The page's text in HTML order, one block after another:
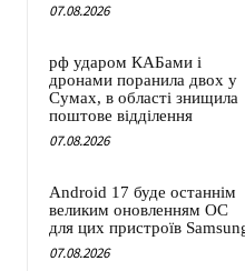
07.08.2026
рф ударом КАБами і
дронами поранила двох у
Сумах, в області знищила
поштове відділення
07.08.2026
Android 17 буде останнім
великим оновленням ОС
для цих пристроїв
07.08.2026